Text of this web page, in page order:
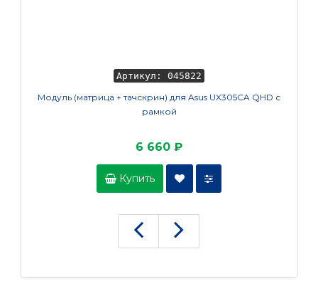
Артикул: 045822
Модуль (матрица + тачскрин) для Asus UX305CA QHD с
рамкой
6 660 ₽
Купить